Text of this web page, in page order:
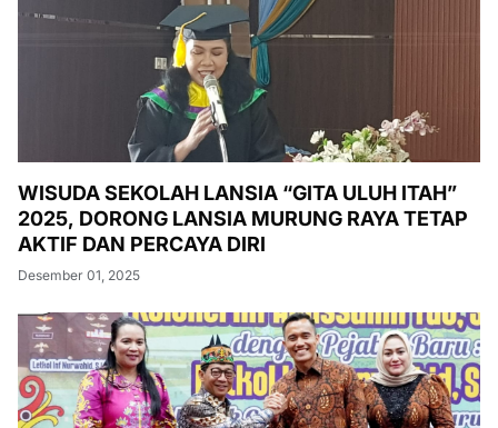
WISUDA SEKOLAH LANSIA “GITA ULUH ITAH”
2025, DORONG LANSIA MURUNG RAYA TETAP
AKTIF DAN PERCAYA DIRI
Desember 01, 2025